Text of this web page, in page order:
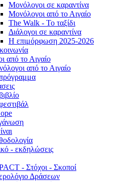
Μονόλογοι σε καραντίνα
Μονόλογοι από το Αιγαίο
The Walk - Το ταξίδι
Διάλογοι σε καραντίνα
Η επιμόρφωση 2025-2026
από το Αιγαίο
από το Αιγαίο
- εκδηλώσεις
- Στόχοι - Σκοποί
Δράσεων